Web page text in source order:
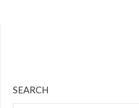
SEARCH